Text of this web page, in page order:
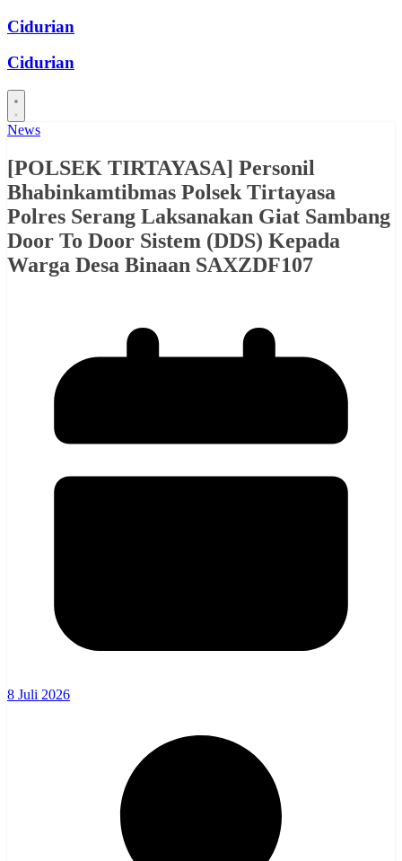
Skip
content
Cidurian
Cidurian
News
[POLSEK TIRTAYASA] Personil
Bhabinkamtibmas Polsek Tirtayasa
Polres Serang Laksanakan Giat Sambang
Door To Door Sistem (DDS) Kepada
Warga Desa Binaan SAXZDF107
8 Juli 2026